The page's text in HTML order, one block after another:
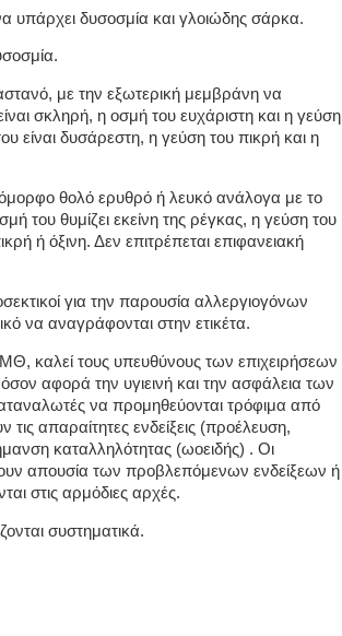
υπάρχει δυσοσμία και γλοιώδης σάρκα.
με την εξωτερική μεμβράνη να
σκληρή, η οσμή του ευχάριστη και η γεύση
είναι δυσάρεστη, η γεύση του πικρή και η
θολό ερυθρό ή λευκό ανάλογα με το
του θυμίζει εκείνη της ρέγκας, η γεύση του
ή όξινη. Δεν επιτρέπεται επιφανειακή
για την παρουσία αλλεργιογόνων
να αναγράφονται στην ετικέτα.
καλεί τους υπευθύνους των επιχειρήσεων
αφορά την υγιεινή και την ασφάλεια των
να προμηθεύονται τρόφιμα από
απαραίτητες ενδείξεις (προέλευση,
καταλληλότητας (ωοειδής) . Οι
απουσία των προβλεπόμενων ενδείξεων ή
στις αρμόδιες αρχές.
συστηματικά.